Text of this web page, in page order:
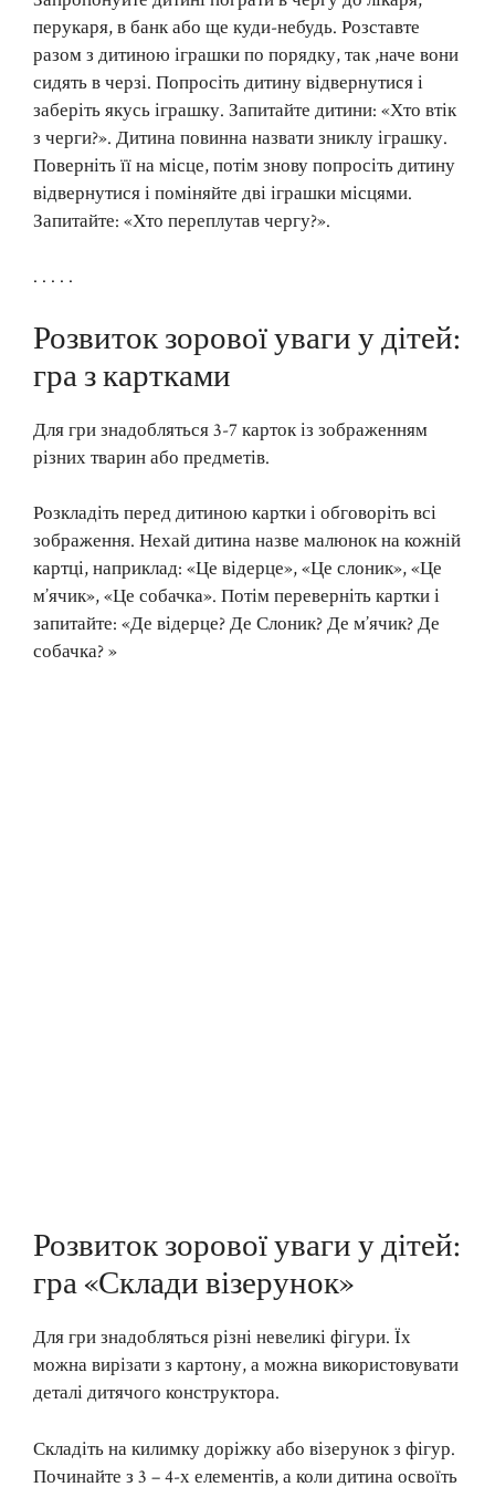
перукаря, в банк або ще куди-небудь. Розставте
разом з дитиною іграшки по порядку, так ,наче вони
сидять в черзі. Попросіть дитину відвернутися і
заберіть якусь іграшку. Запитайте дитини: «Хто втік
з черги?». Дитина повинна назвати зниклу іграшку.
Поверніть її на місце, потім знову попросіть дитину
відвернутися і поміняйте дві іграшки місцями.
Запитайте: «Хто переплутав чергу?».
. . . . .
Розвиток зорової уваги у дітей:
гра з картками
Для гри знадобляться 3-7 карток із зображенням
різних тварин або предметів.
Розкладіть перед дитиною картки і обговоріть всі
зображення. Нехай дитина назве малюнок на кожній
картці, наприклад: «Це відерце», «Це слоник», «Це
м’ячик», «Це собачка». Потім переверніть картки і
запитайте: «Де відерце? Де Слоник? Де м’ячик? Де
собачка? »
Розвиток зорової уваги у дітей:
гра «Склади візерунок»
Для гри знадобляться різні невеликі фігури. Їх
можна вирізати з картону, а можна використовувати
деталі дитячого конструктора.
Складіть на килимку доріжку або візерунок з фігур.
Починайте з 3 – 4-х елементів, а коли дитина освоїть